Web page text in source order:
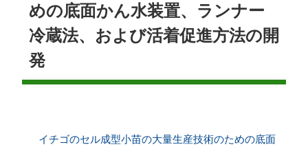
めの底面かん水装置、ランナー
冷蔵法、および活着促進方法の開
発
イチゴのセル成型小苗の大量生産技術のための底面